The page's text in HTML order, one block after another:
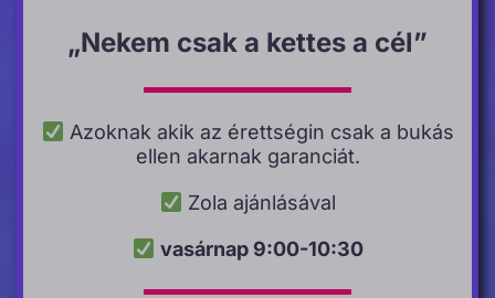
„Nekem csak a kettes a cél”
Azoknak akik az érettségin csak a bukás
ellen akarnak garanciát.
Zola ajánlásával
vasárnap 9:00-10:30